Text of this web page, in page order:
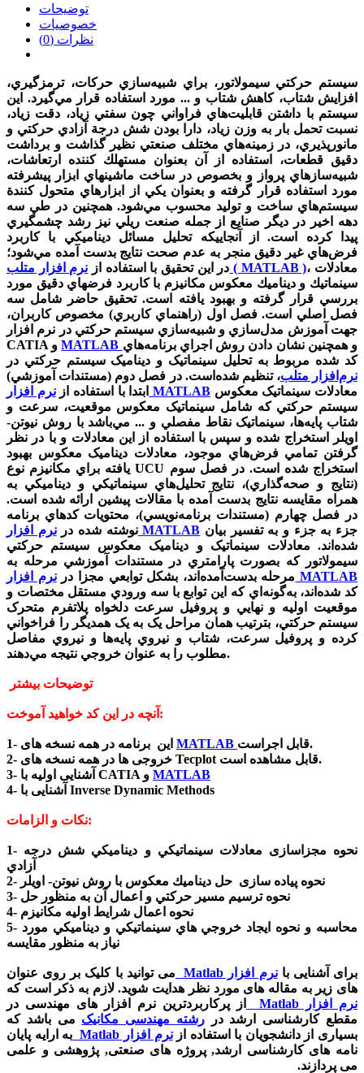
توضیحات
خصوصیات
نظرات (0)
سيستم حرکتي سيمولاتور، براي شبيه‌سازي حرکات، ترمزگيري،
افزايش شتاب، کاهش شتاب و ... مورد استفاده قرار مي‌گيرد. اين
سيستم با داشتن قابليت‌هاي فراواني چون سفتي زياد، دقت زياد،
نسبت تحمل بار به وزن زياد، دارا بودن شش درجة آزادي حركتي و
مانورپذيري، در زمينه‌هاي مختلف صنعتي نظير گذاشت و برداشت
دقيق قطعات، استفاده از آن بعنوان مستهلك كننده ارتعاشات،
شبيه‌سازهاي پرواز و بخصوص در ساخت ماشينهاي ابزار پيشرفته
مورد استفاده قرار گرفته و بعنوان يكي از ابزارهاي متحول كنندة
سيستم‌هاي ساخت و توليد محسوب مي‌شود. همچنين در طي سه
دهه اخير در ديگر صنايع از جمله صنعت ريلي نيز رشد چشمگيري
پيدا کرده است. از آنجاييكه تحليل مسائل ديناميكي با كاربرد
فرض‌هاي غير دقيق منجر به عدم صحت نتايج بدست آمده مي‌شود؛
در اين تحقيق با استفاده از نرم افزار متلب ( MATLAB )، معادلات
سينماتيك و ديناميك معكوس مكانيزم با كاربرد فرضهاي دقيق مورد
بررسي قرار گرفته و بهبود يافته است. تحقيق حاضر شامل سه
فصل اصلي است. فصل اول (راهنماي کاربري) مخصوص کاربران،
جهت آموزش مدل‌سازي و شبيه‌سازي سيستم حرکتي در نرم افزار
CATIA وMATLAB و همچنين نشان دادن روش اجراي برنامه‌هاي
کد شده مربوط به تحليل سينماتيک و ديناميک سيستم حرکتي در
نرم‌افزار متلب، تنظيم شده‌است. در فصل دوم (مستندات آموزشي)
ابتدا با استفاده از نرم افزار MATLAB
سيستم حرکتي که شامل سينماتيک معکوس موقعيت، سرعت و
شتاب پايه‌ها، سينماتيک نقاط مفصلي و ... مي‌باشد با روش نيوتن-
اويلر استخراج شده و سپس با استفاده از اين معادلات و با در نظر
گرفتن تمامي فرض‌هاي موجود، معادلات ديناميک معکوس بهبود
يافته براي مکانيزم نوع UCU استخراج شده است. در فصل سوم
(نتايج و صحه‌گذاري)، نتايج تحليل‌هاي سينماتيکي و ديناميکي به
همراه مقايسه نتايج بدست آمده با مقالات پيشين ارائه شده است.
در فصل چهارم (مستندات برنامه‌نويسي)، محتويات کدهاي برنامه‌
نوشته شده درنرم افزار MATLAB
شده‌اند. معادلات سينماتيک و ديناميک معکوس سيستم حرکتي
سيمولاتور که بصورت پارامتري در مستندات آموزشي مرحله به
مرحله بدست‌آمده‌اند، بشکل توابعي مجزا در نرم افزار MATLAB
کد شده‌اند، به‌گونه‌اي که اين توابع با سه ورودي مستقل مختصات و
موقعيت اوليه و نهايي و پروفيل سرعت دلخواه پلاتفرم متحرک
سيستم حرکتي، بترتيب همان مراحل يک به يک همديگر را فراخواني
کرده و پروفيل سرعت، شتاب و نيروي پايه‌ها و نيروي مفاصل
مطلوب را به عنوان خروجي نتيجه مي‌دهند.
توضیحات بیشتر
آنچه در این کد خواهید آموخت:
MATLAB
قابل اجراست.
2- خروجی ها در همه نسخه های Tecplot قابل مشاهده است.
MATLAB
4- آشنایی با Inverse Dynamic Methods
نکات و الزامات:
1- نحوه مجزاسازی معادلات سينماتيكي و ديناميكي شش درجه
3- نحوه ترسيم مسير حركتي و اعمال آن به منظور حل
4- نحوه اعمال شرايط اوليه مكانيزم
5- محاسبه و نحوه ايجاد خروجي هاي سينماتيكي و ديناميكي مورد
نياز به منظور مقايسه
برای آشنایی بانرم افزار Matlab
می توانید با کلیک بر روی عنوان
های زیر به مقاله های مورد نظر هدایت شوید. لازم به ذکر است که
نرم افزار Matlab
از پرکاربردترین نرم افزار های مهندسی در
مقطع کارشناسی ارشد دررشته مهندسی مکانیک می باشد که
بسیاری از دانشجویان با استفاده ازنرم افزار Matlab به ارایه پایان
نامه های کارشناسی ارشد, پروژه های صنعتی, پژوهشی و علمی
می پردازند.